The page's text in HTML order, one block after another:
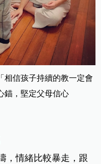
相信孩子持續的教一定會
錨，堅定父母信心
，情緒比較暴走，跟